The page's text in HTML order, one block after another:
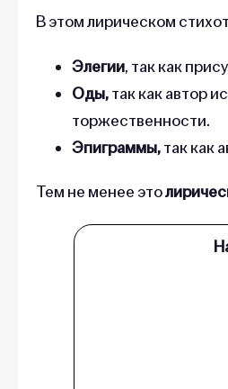
В этом лирическом
Элегии, так как
Оды,так как автор
торжественности.
Эпиграммы,так как
Тем не менее это